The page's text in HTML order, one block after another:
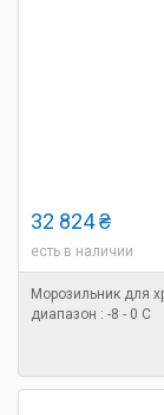
32 824 ₴
есть в наличии
Морозильник для
диапазон : -8 - 0 С